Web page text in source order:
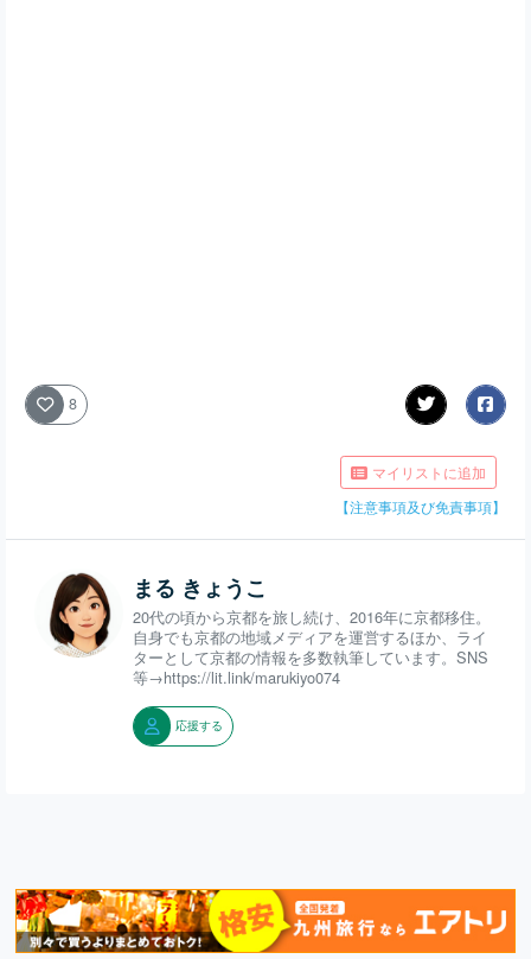
8
マイリストに追加
【注意事項及び免責事項】
まる きょうこ
20代の頃から京都を旅し続け、2016年に京都移住。
自身でも京都の地域メディアを運営するほか、ライ
ターとして京都の情報を多数執筆しています。SNS
等→https://lit.link/marukiyo074
応援する